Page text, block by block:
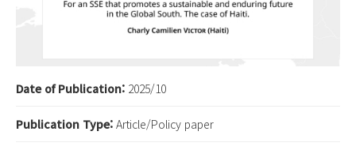
Date of Publication: 2025/10
Publication Type: Article/Policy paper